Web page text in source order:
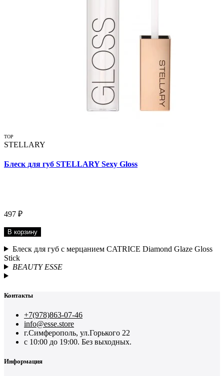
TOP
STELLARY
Блеск для губ STELLARY Sexy Gloss
497 ₽
В корзину
Блеск для губ с мерцанием CATRICE Diamond Glaze Gloss
Stick
BEAUTY ESSE
Контакты
+7(978)863-07-46
info@esse.store
г.Симферополь, ул.Горького 22
с 10:00 до 19:00. Без выходных.
Информация